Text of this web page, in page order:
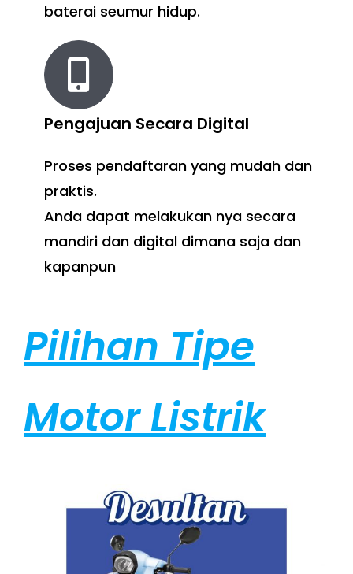
baterai seumur hidup.
Pengajuan Secara Digital
Proses pendaftaran yang mudah dan
praktis.
Anda dapat melakukan nya secara
mandiri dan digital dimana saja dan
kapanpun
Pilihan Tipe
Motor Listrik